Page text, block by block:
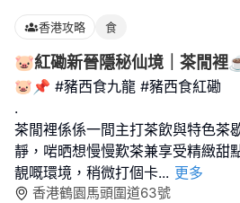
香港攻略 食
🐷紅磡新晉隱秘仙境｜茶閒裡
🐷📌 #豬西食九龍 #豬西食紅磡
.
茶閒裡係係一間主打茶飲與特色茶
靜，啱晒想慢慢歎茶兼享受精緻甜
靚嘅環境，稍微打個卡... 更多
香港鶴園馬頭圍道63號